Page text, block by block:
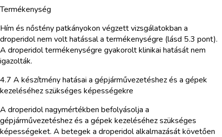
Termékenység
Hím és nőstény patkányokon végzett vizsgálatokban a
droperidol nem volt hatással a termékenységre (lásd 5.3 pont).
A droperidol termékenységre gyakorolt klinikai hatását nem
igazolták.
4.7 A készítmény hatásai a gépjárművezetéshez és a gépek
kezeléséhez szükséges képességekre
A droperidol nagymértékben befolyásolja a
gépjárművezetéshez és a gépek kezeléséhez szükséges
képességeket. A betegek a droperidol alkalmazását követően